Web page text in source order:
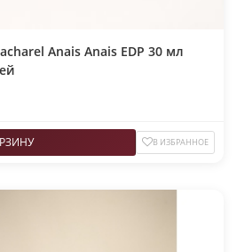
Anais Anais EDP 30 мл
В ИЗБРАННОЕ